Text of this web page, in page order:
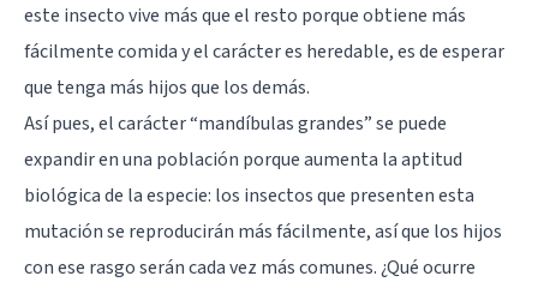
este insecto vive más que el resto porque obtiene más
fácilmente comida y el carácter es heredable, es de esperar
que tenga más hijos que los demás.
Así pues, el carácter “mandíbulas grandes” se puede
expandir en una población porque aumenta la aptitud
biológica de la especie: los insectos que presenten esta
mutación se reproducirán más fácilmente, así que los hijos
con ese rasgo serán cada vez más comunes. ¿Qué ocurre